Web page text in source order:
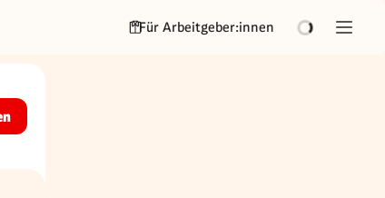
Für Arbeitgeber:innen